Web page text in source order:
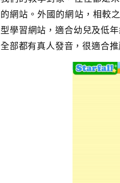
的網站。外國的網站，相較
型學習網站，適合幼兒及低
全部都有真人發音，很適合